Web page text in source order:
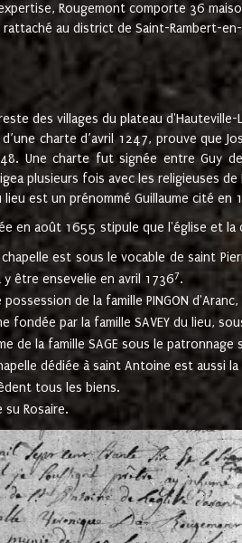
Rougemont comporte 36
au district de Saint-Rambert-
des villages du plateau
d’une charte d’avril 1247, prouve que
Une charte fut signée entre Guy
plusieurs fois avec les religieuses
lieu est un prénommé Guillaume cité en
en août 1655 stipule que l'église et
est sous le vocable de saint
y être ensevelie en avril 17367.
possession de la famille PINGON
fondée par la famille SAVEY du lieu,
de la famille SAGE sous le
dédiée à saint Antoine est aussi
tous les biens.
su Rosaire.